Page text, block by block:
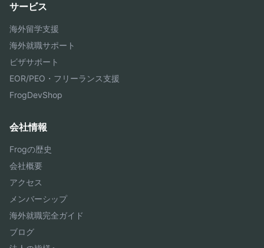
サービス
海外留学支援
海外就職サポート
ビザサポート
EOR/PEO・フリーランス支援
FrogDevShop
会社情報
Frogの歴史
会社概要
アクセス
メンバーシップ
海外就職完全ガイド
ブログ